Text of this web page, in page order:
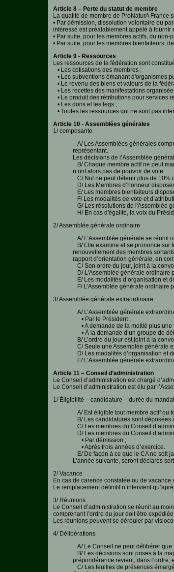
Article 8 – Perte du statut de membre
La qualité de membre de ProNaturA France
• Par démission, dissolution volontaire ou
intéressé est préalablement appelé à fournir
• Par suite, pour les membres actifs, du
• Par suite, pour les membres bienfaiteurs,
Article 9 - Ressources
Les ressources de la fédération sont
• Les cotisations des membres ;
• Les subventions émanant d'organismes
• Le revenu des biens et valeurs de la
• Les recettes des manifestations
• Le produit des rétributions pour services
• Les dons et les legs ;
• Toutes les ressources qui ne sont pas
Article 10 - Assemblées générales
1/ composante
A/ Les Assemblées générales
représentant.
Les décisions de l’Assemblée
B/ Chaque membre actif ne peut
n’ont alors pas de pouvoir de vote.
C/ Nul ne peut détenir plus de 10%
D/ Les Membres d’honneur
E/ Les membres bienfaiteurs
F/ Les modalités de vote et
G/ Les résolutions de l'Assemblée
H/ En cas d'égalité, la voix du
2/ Assemblée générale ordinaire
A/ L’Assemblée générale se réunit
B/ Elle examine et se prononce sur
renouvellement des membres
rapport d’orientation générale, en
C/ Son ordre du jour, joint à la
D/ L'Assemblée générale ordinaire
E/ Les modalités d’organisation et
F/ L’Assemblée générale ordinaire
3/ Assemblée générale extraordinaire
A/ L’Assemblée générale
• Par le Président ;
• A demande de la moitié plus une
• À la demande d’un groupe de
B/ L’ordre du jour est joint à la
C/ Seule une Assemblée générale
D/ Les modalités d’organisation et
E/ L’Assemblée générale
Article 11 – Conseil d’administration
Le Conseil d’administration est chargé
Le Conseil d’administration est élu par
1/ Éligibilité – candidature – durée du mandat
A/ Est éligible tout membre actif ou
B/ Les candidatures sont déposées
C/ Les membres du Conseil
D/ Les membres du Conseil
• Par démission ;
• Après trois années d’exercice.
E/ De façon à ce que le CA ne soit
L’année suivante, seront déclarés
2/ Vacance
En cas de carence constatée ou de
Le remplacement définitif n’intervient
3/ Réunions
Le Conseil d’administration se réunit au
comprenant l’ordre du jour doit être
Les réunions peuvent se dérouler par
4/ Délibérations
A/ Le Conseil ne peut délibérer que
B/ Les décisions sont prises à la
prépondérance revient, dans l’ordre,
C/ Les feuilles de présences